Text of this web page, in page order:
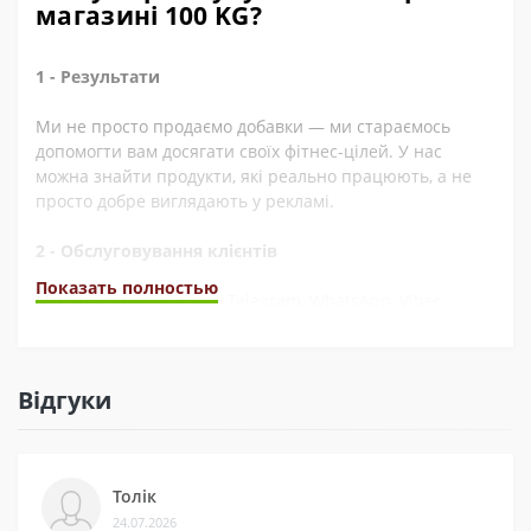
магазині 100 KG?
1 - Результати
Ми не просто продаємо добавки — ми стараємось
допомогти вам досягати своїх фітнес-цілей. У нас
можна знайти продукти, які реально працюють, а не
просто добре виглядають у рекламі.
2 - Обслуговування клієнтів
Ми завжди на зв’язку у Telegram, WhatsApp, Viber,
різних платформах. Це підтверджує, що нам можна
довіряти.
Показать полностью
Відгуки
Толік
24.07.2026